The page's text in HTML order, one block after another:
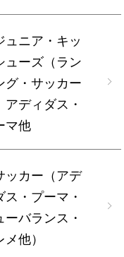
ニア・キッ
ューズ（ラン
グ・サッカー
アディダス・
マ他
カー（アデ
ス・プーマ・
ーバランス・
他）